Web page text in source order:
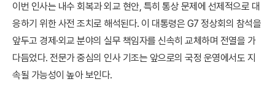
이번 인사는 내수 회복과 외교 현안, 특히 통상 문제에 선제적으로 대
응하기 위한 사전 조치로 해석된다. 이 대통령은 G7 정상회의 참석을
앞두고 경제·외교 분야의 실무 책임자를 신속히 교체하며 전열을 가
다듬었다. 전문가 중심의 인사 기조는 앞으로의 국정 운영에서도 지
속될 가능성이 높아 보인다.